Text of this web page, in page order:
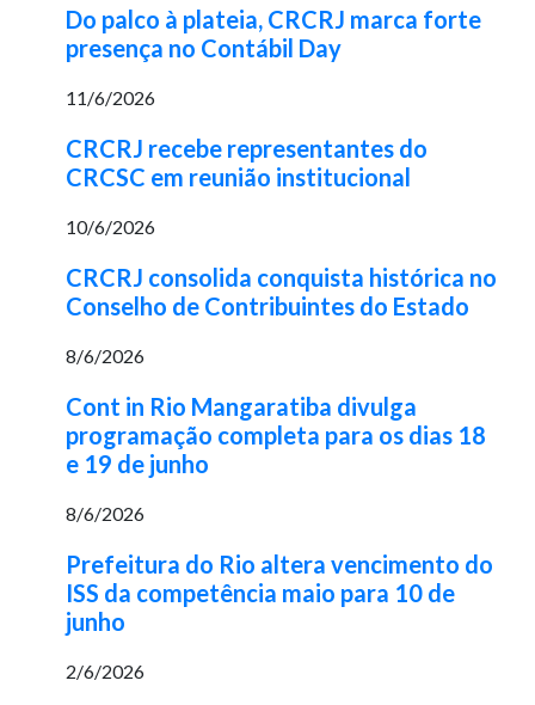
Do palco à plateia, CRCRJ marca forte
presença no Contábil Day
11/6/2026
CRCRJ recebe representantes do
CRCSC em reunião institucional
10/6/2026
CRCRJ consolida conquista histórica no
Conselho de Contribuintes do Estado
8/6/2026
Cont in Rio Mangaratiba divulga
programação completa para os dias 18
e 19 de junho
8/6/2026
Prefeitura do Rio altera vencimento do
ISS da competência maio para 10 de
junho
2/6/2026